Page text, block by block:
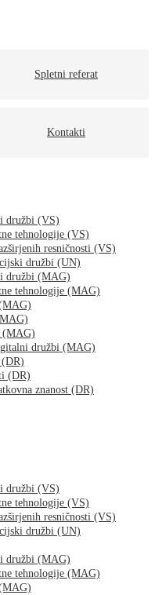
Spletni referat
Kontakti
družbi (VS)
tehnologije (VS)
resničnosti (VS)
družbi (UN)
družbi (MAG)
tehnologije (MAG)
(MAG)
družbi (MAG)
(DR)
znanost (DR)
družbi (VS)
tehnologije (VS)
resničnosti (VS)
družbi (UN)
družbi (MAG)
tehnologije (MAG)